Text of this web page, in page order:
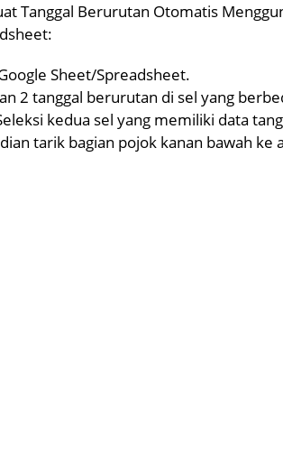
Tanggal Berurutan Otomatis
Sheet/Spreadsheet.
2 tanggal berurutan di sel yang
kedua sel yang memiliki data
tarik bagian pojok kanan bawah ke